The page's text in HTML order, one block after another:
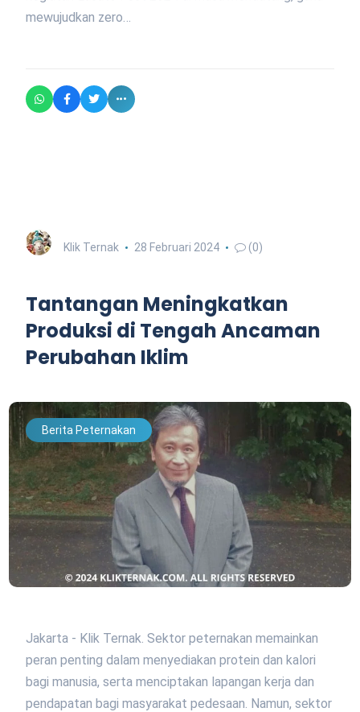
mewujudkan zero…
Klik Ternak 28 Februari 2024 (0)
Tantangan Meningkatkan
Produksi di Tengah Ancaman
Perubahan Iklim
Berita Peternakan
Jakarta - Klik Ternak. Sektor peternakan memainkan
peran penting dalam menyediakan protein dan kalori
bagi manusia, serta menciptakan lapangan kerja dan
pendapatan bagi masyarakat pedesaan. Namun, sektor